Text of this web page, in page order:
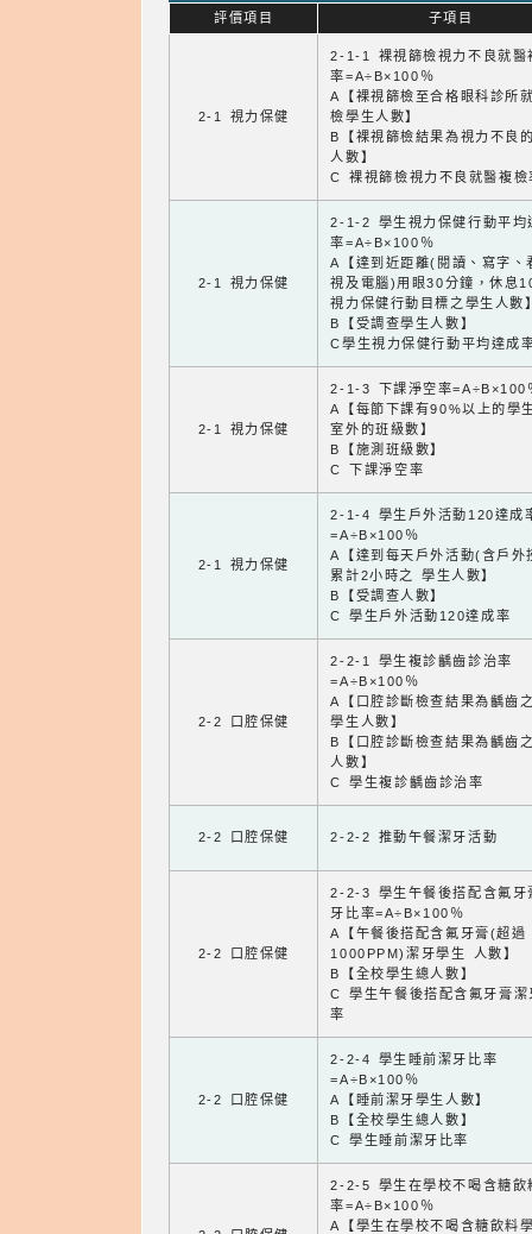
評價項目 子項目
2-1 視力保健
2-1-1 裸視篩檢視力不良就醫
率=A÷B×100％
A【裸視篩檢至合格眼科診所
檢學生人數】
B【裸視篩檢結果為視力不良
人數】
C 裸視篩檢視力不良就醫複檢
2-1 視力保健
2-1-2 學生視力保健行動平均
率=A÷B×100％
A【達到近距離(閱讀、寫字、
視及電腦)用眼30分鐘，休息
視力保健行動目標之學生人數
B【受調查學生人數】
C學生視力保健行動平均達成
2-1 視力保健
2-1-3 下課淨空率=A÷B×100
A【每節下課有90%以上的學
室外的班級數】
B【施測班級數】
C 下課淨空率
2-1 視力保健
2-1-4 學生戶外活動120達成
=A÷B×100％
A【達到每天戶外活動(含戶外
累計2小時之 學生人數】
B【受調查人數】
C 學生戶外活動120達成率
2-2 口腔保健
2-2-1 學生複診齲齒診治率
=A÷B×100％
A【口腔診斷檢查結果為齲齒
學生人數】
B【口腔診斷檢查結果為齲齒
人數】
C 學生複診齲齒診治率
2-2 口腔保健 2-2-2 推動午餐潔牙活動
2-2 口腔保健
2-2-3 學生午餐後搭配含氟牙
牙比率=A÷B×100％
A【午餐後搭配含氟牙膏(超過
1000PPM)潔牙學生 人數】
B【全校學生總人數】
C 學生午餐後搭配含氟牙膏潔
率
2-2 口腔保健
2-2-4 學生睡前潔牙比率
=A÷B×100％
A【睡前潔牙學生人數】
B【全校學生總人數】
C 學生睡前潔牙比率
2-2-5 學生在學校不喝含糖飲
率=A÷B×100％
A【學生在學校不喝含糖飲料